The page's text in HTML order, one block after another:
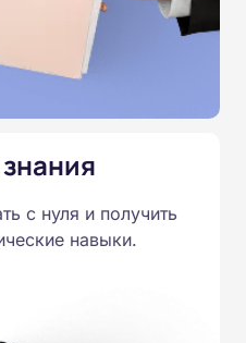
с нуля и получить
навыки.